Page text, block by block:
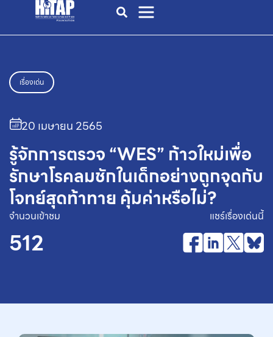
เรื่องเด่น
20 เมษายน 2565
รู้จักการตรวจ “WES” ก้าวใหม่เพื่อ
รักษาโรคลมชักในเด็กอย่างถูกจุดกับ
โจทย์สุดท้าทาย คุ้มค่าหรือไม่?
จำนวนเข้าชม
512
แชร์เรื่องเด่นนี้